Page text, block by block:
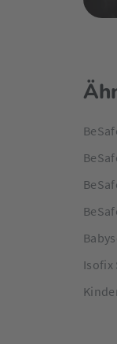
Isofix